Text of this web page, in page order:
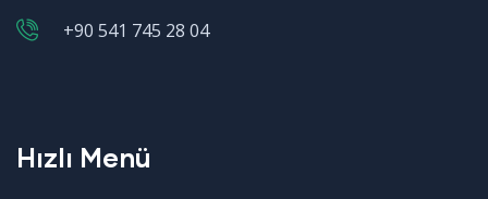
+90 541 745 28 04
Hızlı Menü